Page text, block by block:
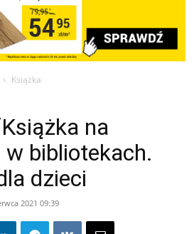
Książka
na
w bibliotekach.
dzieci
2021 09:39